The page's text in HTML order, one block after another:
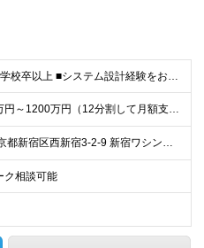
■高専、専門学校卒以上 ■システム設計経験をお持ちの方 ┗業務システム・Webシステムの基本設計〜詳細設計の実務経験（4年以上目安） ┗顧客向け設計書・運用手順書、社内向け検証レポートなど、 対象に
年俸制 560万円～1200万円（12分割して月額支給） ※経験やスキルを考慮して決定します。 ※年額（基本給）：4,606,188円～ ※その他固定手当/月：5,000円 ※固定残業手当/月：82
【本社】 東京都新宿区西新宿3-2-9 新宿ワシントンホテルビル本館2F または 東京都千代田区神田錦町2-2-1 KANDA SQUARE 11F Wework または 都内近郊のクライアン
ク相談可能